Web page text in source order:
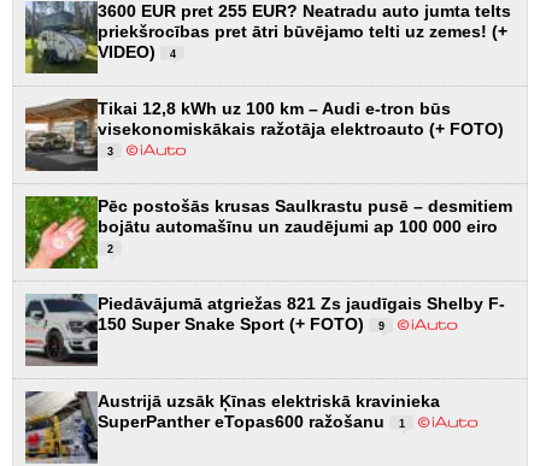
3600 EUR pret 255 EUR? Neatradu auto jumta telts
priekšrocības pret ātri būvējamo telti uz zemes! (+
VIDEO)
4
Tikai 12,8 kWh uz 100 km – Audi e-tron būs
visekonomiskākais ražotāja elektroauto (+ FOTO)
3
Pēc postošās krusas Saulkrastu pusē – desmitiem
bojātu automašīnu un zaudējumi ap 100 000 eiro
2
Piedāvājumā atgriežas 821 Zs jaudīgais Shelby F-
150 Super Snake Sport (+ FOTO)
9
Austrijā uzsāk Ķīnas elektriskā kravinieka
SuperPanther eTopas600 ražošanu
1